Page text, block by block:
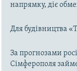
напрямку, діє
Для будівництва
За прогнозами
Сімферополя